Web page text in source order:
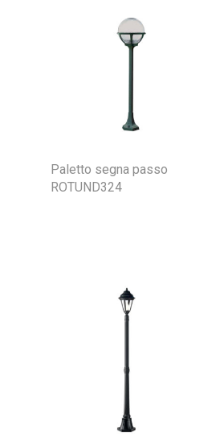
Paletto segna passo
ROTUND324